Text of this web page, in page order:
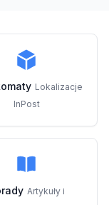
Lokalizacje
InPost
Artykuły i